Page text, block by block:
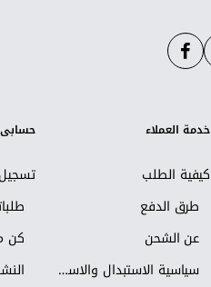
خدمة العملاء
كيفية الطلب
طرق الدفع
عن الشحن
سياسية الاستبدال والاسترجاع
حسابي
كن